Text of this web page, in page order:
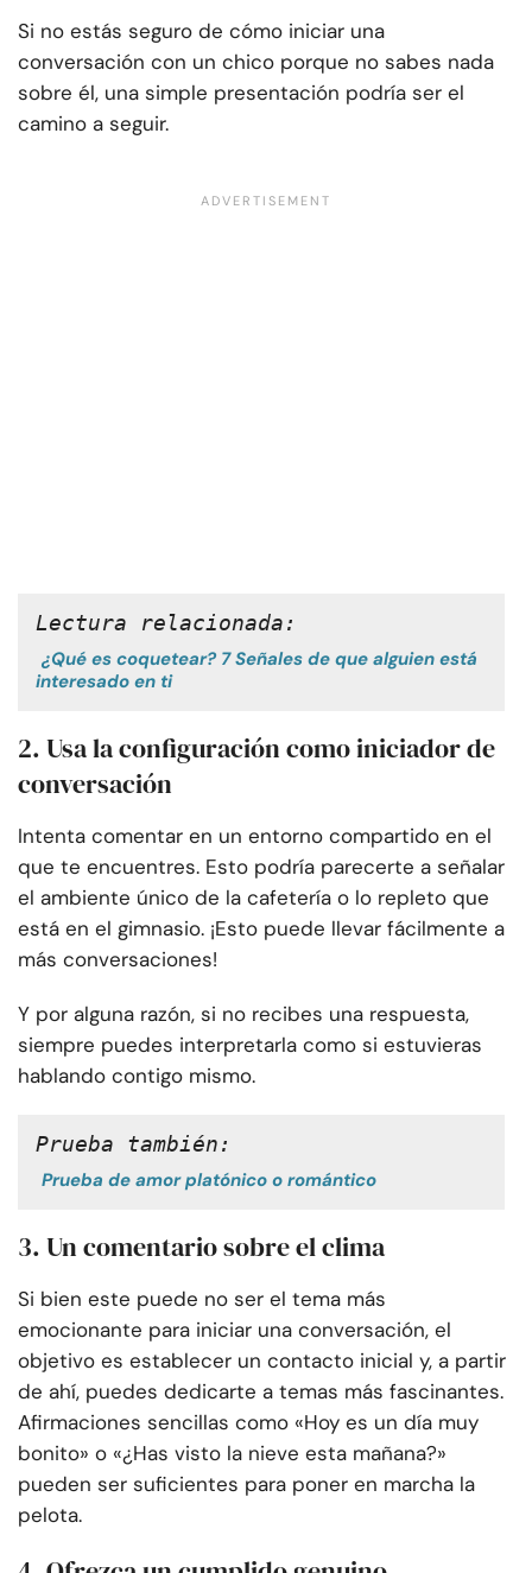
Si no estás seguro de cómo iniciar una
conversación con un chico porque no sabes nada
sobre él, una simple presentación podría ser el
camino a seguir.
Lectura relacionada:
¿Qué es coquetear? 7 Señales de que alguien está
interesado en ti
2. Usa la configuración como iniciador de
conversación
Intenta comentar en un entorno compartido en el
que te encuentres. Esto podría parecerte a señalar
el ambiente único de la cafetería o lo repleto que
está en el gimnasio. ¡Esto puede llevar fácilmente a
más conversaciones!
Y por alguna razón, si no recibes una respuesta,
siempre puedes interpretarla como si estuvieras
hablando contigo mismo.
Prueba también:
Prueba de amor platónico o romántico
3. Un comentario sobre el clima
Si bien este puede no ser el tema más
emocionante para iniciar una conversación, el
objetivo es establecer un contacto inicial y, a partir
de ahí, puedes dedicarte a temas más fascinantes.
Afirmaciones sencillas como «Hoy es un día muy
bonito» o «¿Has visto la nieve esta mañana?»
pueden ser suficientes para poner en marcha la
pelota.